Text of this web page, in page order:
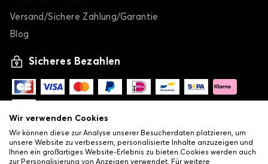
Kofferraummatten für AUDI A7
Kofferraummatten für AUDI A8
Versand/Sichere Zahlung/Garantie
Blog
Sicheres Bezahlen
Wir verwenden Cookies
Wir können diese zur Analyse unserer Besucherdaten platzieren, um
unsere Website zu verbessern, personalisierte Inhalte anzuzeigen und
Ihnen ein großartiges Website-Erlebnis zu bieten.Cookies werden auch
zur Personalisierung von Anzeigen verwendet. Für weitere